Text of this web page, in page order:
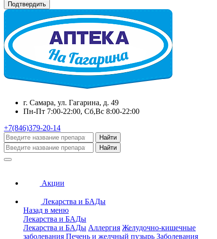
г. Самара, ул. Гагарина, д. 49
Пн-Пт 7:00-22:00, Сб,Вс 8:00-22:00
+7(846)379-20-14
Найти
Найти
Акции
Лекарства и БАДы
Назад в меню
Лекарства и БАДы
Лекарства и БАДы Аллергия Желудочно-кишечные
заболевания Печень и желчный пузырь Заболевания